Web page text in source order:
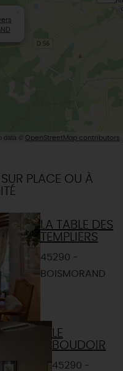
data © OpenStreetMap contributors
PLACE OU À
LA TABLE DES
TEMPLIERS
45290 -
BOISMORAND
LE
BOUDOIR
45290 -